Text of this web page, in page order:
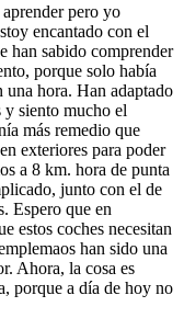
pero yo
encantado con el
han sabido comprender
porque solo había
una hora. Han adaptado
y siento mucho el
más remedio que
exteriores para poder
a 8 km. hora de punta
junto con el de
Espero que en
estos coches necesitan
han sido una
Ahora, la cosa es
porque a día de hoy no